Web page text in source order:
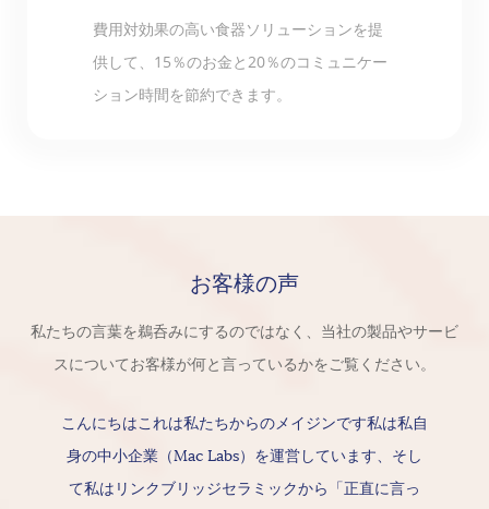
費用対効果の高い食器ソリューションを提
供して、15％のお金と20％のコミュニケー
ション時間を節約できます。
お客様の声
私たちの言葉を鵜呑みにするのではなく、当社の製品やサービ
スについてお客様が何と言っているかをご覧ください。
こんにちはこれは私たちからのメイジンです私は私自
身の中小企業（Mac Labs）を運営しています、そし
て私はリンクブリッジセラミックから「正直に言っ